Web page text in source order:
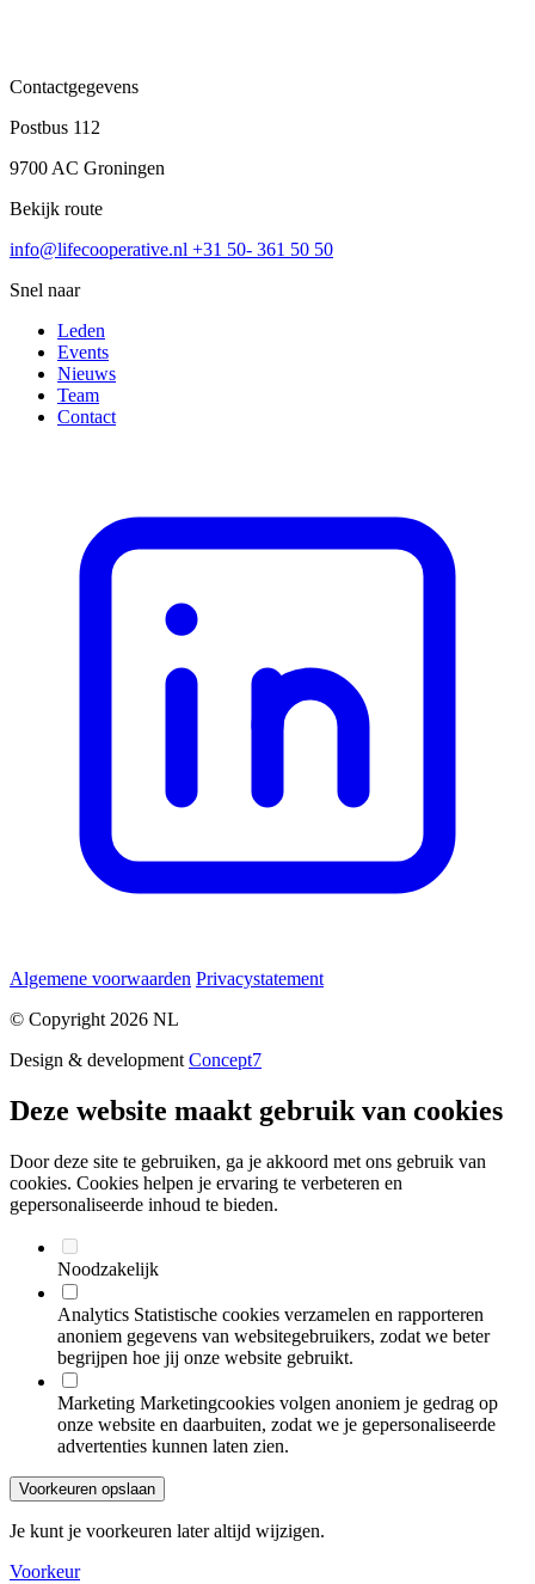
Contactgegevens
Postbus 112
9700 AC Groningen
Bekijk route
info@lifecooperative.nl +31 50- 361 50 50
Snel naar
Leden
Events
Nieuws
Team
Contact
Algemene voorwaarden Privacystatement
© Copyright 2026 NL
Design & development Concept7
Deze website maakt gebruik van cookies
Door deze site te gebruiken, ga je akkoord met ons gebruik van
cookies. Cookies helpen je ervaring te verbeteren en
gepersonaliseerde inhoud te bieden.
Noodzakelijk
Analytics Statistische cookies verzamelen en rapporteren
anoniem gegevens van websitegebruikers, zodat we beter
begrijpen hoe jij onze website gebruikt.
Marketing Marketingcookies volgen anoniem je gedrag op
onze website en daarbuiten, zodat we je gepersonaliseerde
advertenties kunnen laten zien.
Voorkeuren opslaan
Je kunt je voorkeuren later altijd wijzigen.
Voorkeur